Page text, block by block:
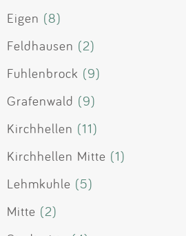
Eigen (8)
Feldhausen (2)
Fuhlenbrock (9)
Grafenwald (9)
Kirchhellen (11)
Kirchhellen Mitte (1)
Lehmkuhle (5)
Mitte (2)